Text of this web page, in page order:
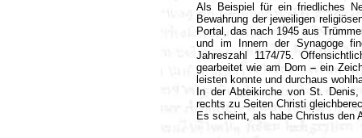
Als Beispiel für ein friedliches
Bewahrung der jeweiligen
Portal, das nach 1945 aus
und im Innern der Synagoge
Jahreszahl 1174/75.
gearbeitet wie am Dom –ein
leisten konnte und durchaus
In der Abteikirche von St.
rechts zu Seiten Christi
Es scheint, als habe Christus den